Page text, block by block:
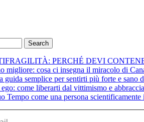
Search
PERCHÉ DEVI
migliore: cosa ci insegna il miracolo di
guida semplice per sentirti più forte e sano
come liberarti dal vittimismo e
Tempo come una persona